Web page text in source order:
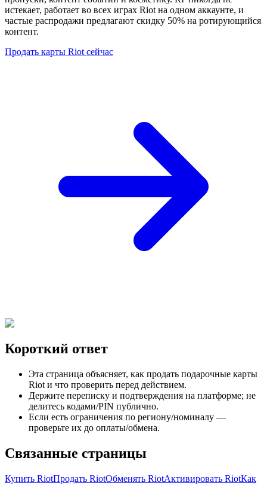
истекает, работает во всех играх Riot на одном аккаунте, и
частые распродажи предлагают скидку 50% на ротирующийся
контент.
Продать карты Riot сейчас
Короткий ответ
Эта страница объясняет, как продать подарочные карты
Riot и что проверить перед действием.
Держите переписку и подтверждения на платформе; не
делитесь кодами/PIN публично.
Если есть ограничения по региону/номиналу —
проверьте их до оплаты/обмена.
Связанные страницы
Купить RiotПродать RiotОбменять RiotАктивировать RiotКак